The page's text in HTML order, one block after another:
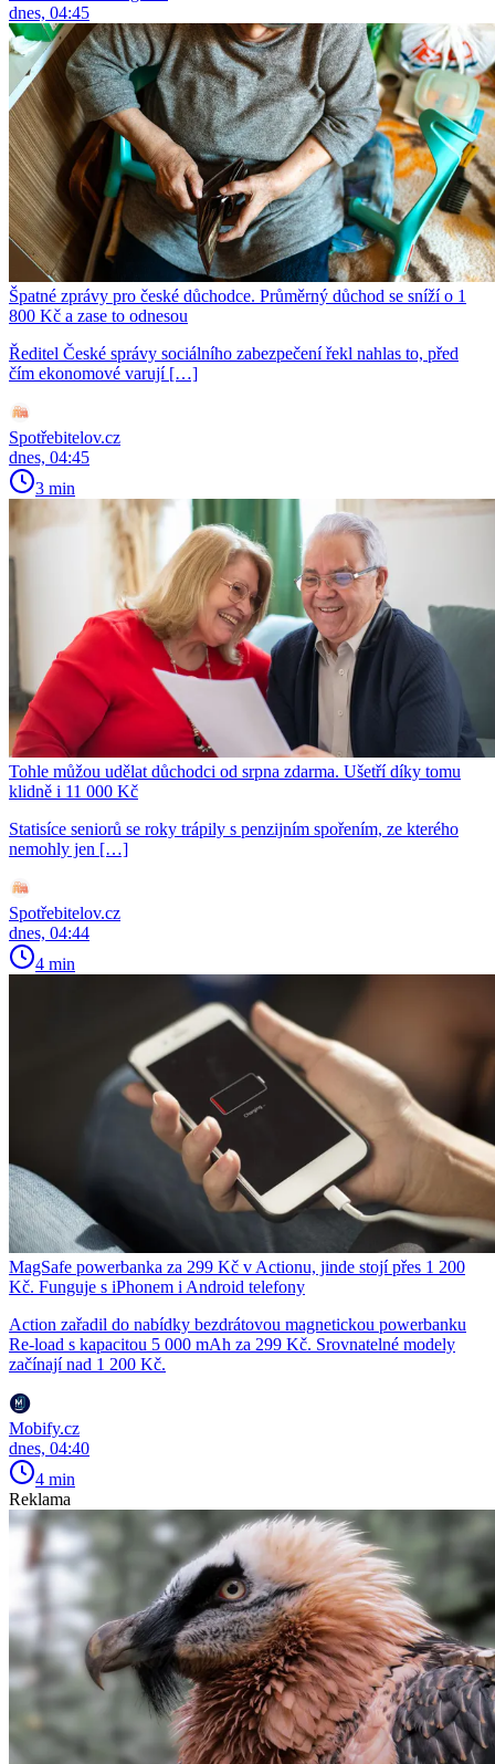
dnes, 04:45
Špatné zprávy pro české důchodce. Průměrný důchod se sníží o 1
800 Kč a zase to odnesou
Ředitel České správy sociálního zabezpečení řekl nahlas to, před
čím ekonomové varují […]
Spotřebitelov.cz
dnes, 04:45
3 min
Tohle můžou udělat důchodci od srpna zdarma. Ušetří díky tomu
klidně i 11 000 Kč
Statisíce seniorů se roky trápily s penzijním spořením, ze kterého
nemohly jen […]
Spotřebitelov.cz
dnes, 04:44
4 min
MagSafe powerbanka za 299 Kč v Actionu, jinde stojí přes 1 200
Kč. Funguje s iPhonem i Android telefony
Action zařadil do nabídky bezdrátovou magnetickou powerbanku
Re-load s kapacitou 5 000 mAh za 299 Kč. Srovnatelné modely
začínají nad 1 200 Kč.
Mobify.cz
dnes, 04:40
4 min
Reklama